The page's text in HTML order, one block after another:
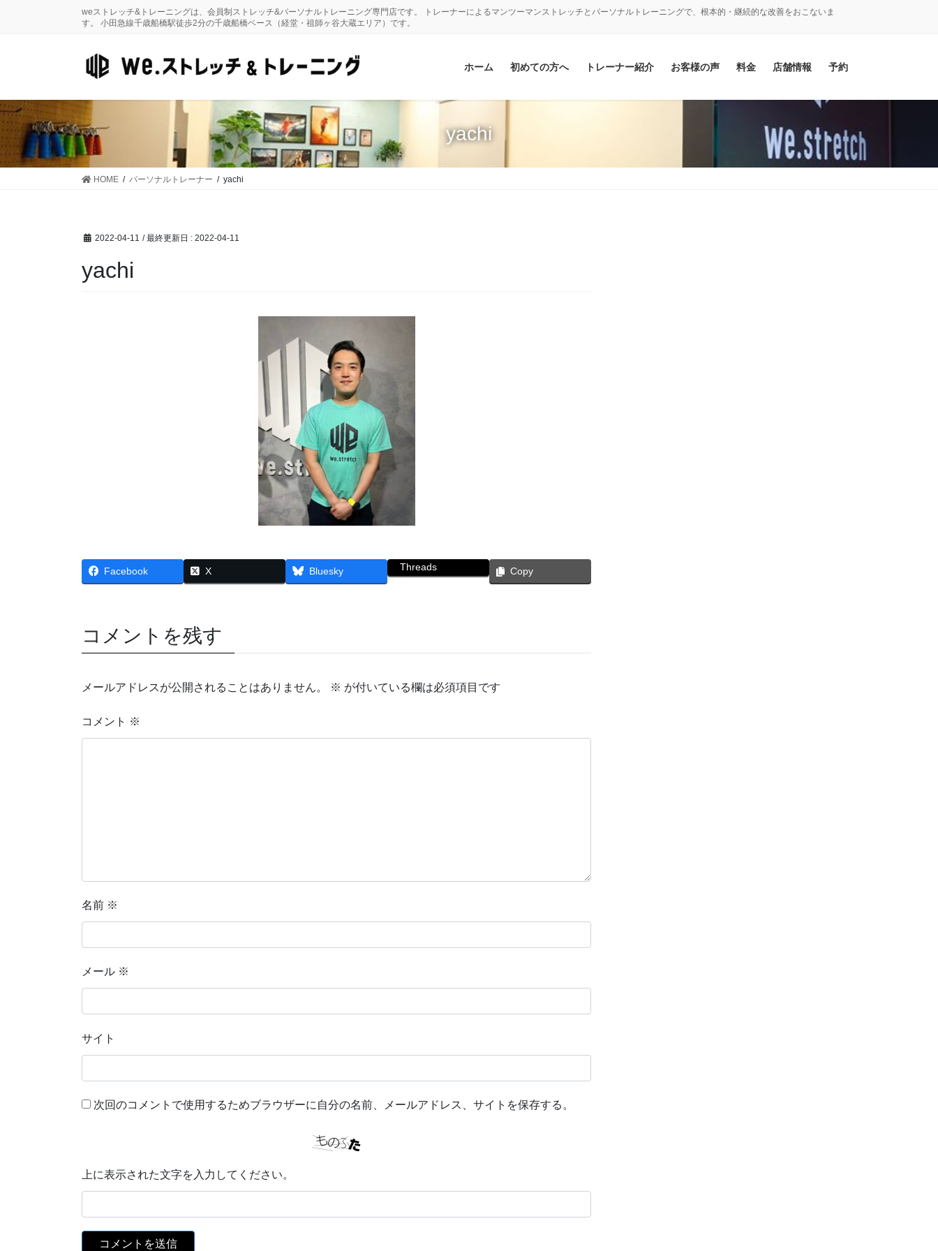
移
動
ン
に
weストレッチ&トレーニングは、会員制ストレッチ&パーソナルトレーニング専門店です。 トレーナーによるマンツーマンストレッチとパーソナルトレーニングで、根本的・継続的な改善をおこないま
す。 小田急線千歳船橋駅徒歩2分の千歳船橋ベース（経堂・祖師ヶ谷大蔵エリア）です。
ホーム 初めての方へ トレーナー紹介 お客様の声 料金 店舗情報 予約
yachi
HOME パーソナルトレーナー yachi
2022-04-11 / 最終更新日 : 2022-04-11
yachi
Facebook X Bluesky Threads Copy
コメントを残す
メールアドレスが公開されることはありません。 ※ が付いている欄は必須項目です
コメント ※
名前 ※
メール ※
サイト
次回のコメントで使用するためブラウザーに自分の名前、メールアドレス、サイトを保存する。
上に表示された文字を入力してください。